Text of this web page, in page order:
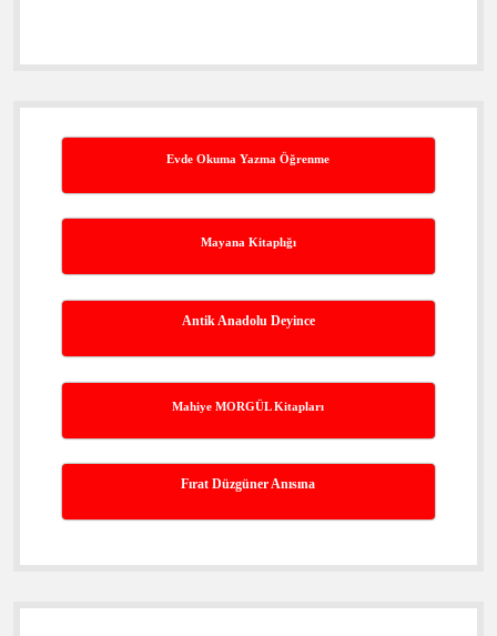
Evde Okuma Yazma Öğrenme
Mayana Kitaplığı
Antik Anadolu Deyince
Mahiye MORGÜL Kitapları
Fırat Düzgüner Anısına